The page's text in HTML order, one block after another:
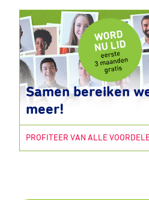
Samen bereiken
meer!
PROFITEER VAN ALLE